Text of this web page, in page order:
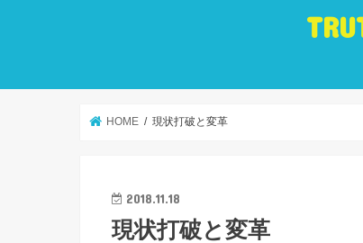
HOME 現状打破と変革
2018.11.18
現状打破と変革